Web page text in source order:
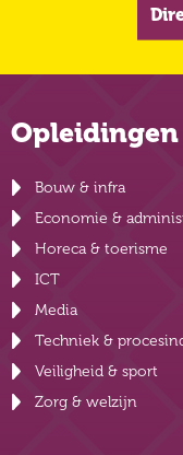
Opleidingen
Bouw & infra
Economie &
Horeca & toerisme
ICT
Media
Techniek &
Veiligheid & sport
Zorg & welzijn